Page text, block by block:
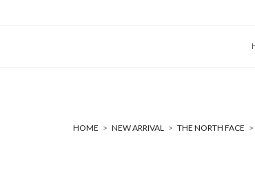
HOME > NEW ARRIVAL > THE NORTH FACE >